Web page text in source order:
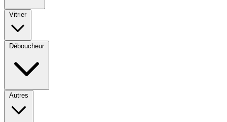
Vitrier
Déboucheur
Autres